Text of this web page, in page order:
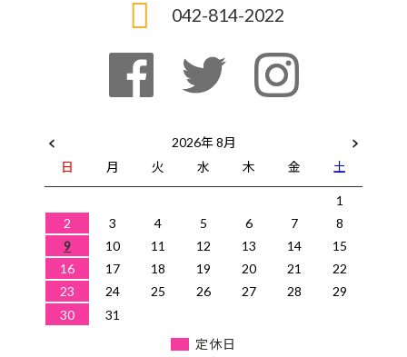
042-814-2022
2026年 8月
日
月 火 水 木 金
土
1
2
3 4 5 6 7
8
9
10 11 12 13 14
15
16
17 18 19 20 21
22
23
24 25 26 27 28
29
30
31
定休日